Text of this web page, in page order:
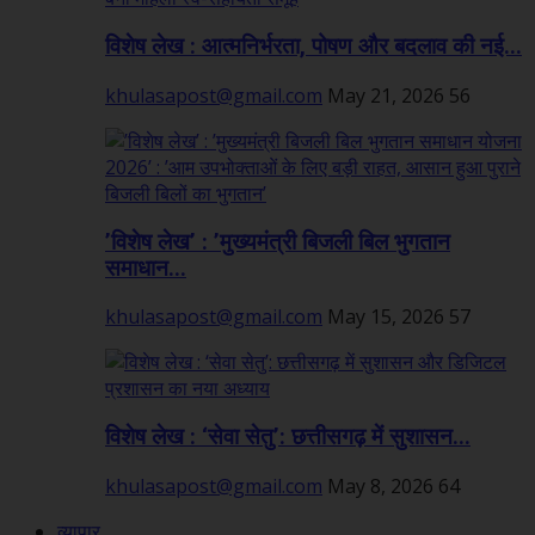
विशेष लेख : आत्मनिर्भरता, पोषण और बदलाव की नई...
khulasapost@gmail.com May 21, 2026 56
’विशेष लेख’ : ’मुख्यमंत्री बिजली बिल भुगतान
समाधान...
khulasapost@gmail.com May 15, 2026 57
विशेष लेख : ‘सेवा सेतु’: छत्तीसगढ़ में सुशासन...
khulasapost@gmail.com May 8, 2026 64